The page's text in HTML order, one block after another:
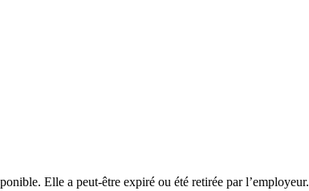
Elle a peut-être expiré ou été retirée par l’employeur.